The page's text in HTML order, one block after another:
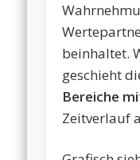
beinhaltet.
geschieht
Bereiche
Zeitverlauf